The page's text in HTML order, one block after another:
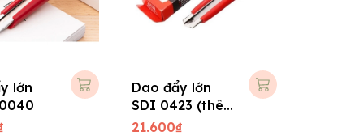
lớn
Dao đẩy lớn
SDI 0423 (thêm
2 lưỡi)
21.600₫